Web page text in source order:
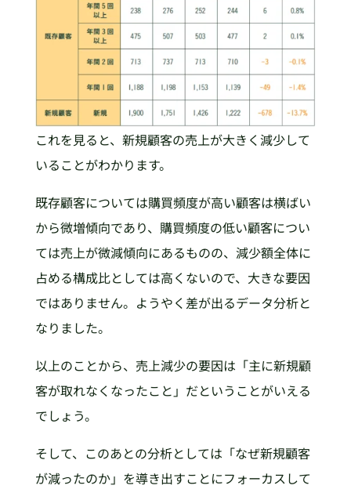
これを見ると、新規顧客の売上が大きく減少して
いることがわかります。
既存顧客については購買頻度が高い顧客は横ばい
から微増傾向であり、購買頻度の低い顧客につい
ては売上が微減傾向にあるものの、減少額全体に
占める構成比としては高くないので、大きな要因
ではありません。ようやく差が出るデータ分析と
なりました。
以上のことから、売上減少の要因は「主に新規顧
客が取れなくなったこと」だということがいえる
でしょう。
そして、このあとの分析としては「なぜ新規顧客
が減ったのか」を導き出すことにフォーカスして